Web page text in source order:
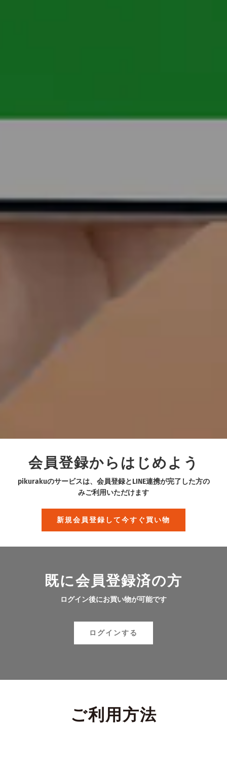
会員登録からはじめよう
pikurakuのサービスは、会員登録とLINE連携が完了した方の
みご利用いただけます
新規会員登録して今すぐ買い物
既に会員登録済の方
ログイン後にお買い物が可能です
ログインする
ご利用方法